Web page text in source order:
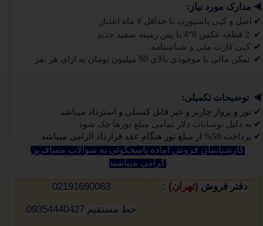
◀️ مدارک مورد نیاز:
✔ اصل و کپی پاسپورت با حداقل ۷ ماه اعتبار
✔
2 قطعه عکس 6*4
با پس زمینه سفید جدید
✔ کپی کارت ملی و شناسنامه
✔ تمکن مالی با موجودی بالای 50 میلیون تومان به ازای هر نفر
◀️ توضیحات تکمیلی:
✔ تور و پرواز چارتر و غیر قابل کنسلی و استرداد میباشد
✔ به دلیل نوسانات دلار تمامی مبلغ تورها چک شود
✔ پرداخت 50% از مبلغ تور هنگام عقد قرارداد الزامی میباشد
کارشناسان فروش آماده پاسخگوئی به سوالات مسافرین
گرامی میباشند
دفتر فروش (تهران) :
02191690083
خط مستقیم 09354440427